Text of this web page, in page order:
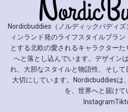
Nordicbuddies（ノルディックバディ
ィンランド発のライフスタイルブラ
とする北欧の愛されるキャラクター
へと落とし込んでいます。デザイン
れ、大胆なスタイルと物語性、そし
大切にしています。Nordicbuddiesは
を、世界へと届けて
Instagram